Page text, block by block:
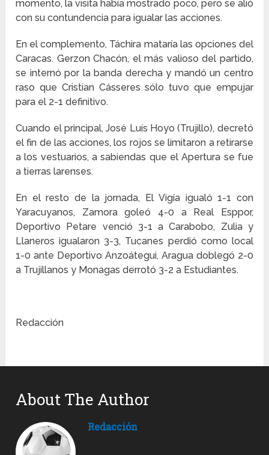
momento, la visita había mostrado poco, pero se alió
con su contundencia para igualar las acciones.
En el complemento, Táchira mataría las opciones del
Caracas. Gerzon Chacón, el más valioso del partido,
se internó por la banda derecha y mandó un centro
raso que Cristian Cásseres sólo tuvo que empujar
para el 2-1 definitivo.
Cuando el principal, José Luís Hoyo (Trujillo), decretó
el fin de las acciones, los rojos se limitaron a retirarse
a los vestuarios, a sabiendas que el Apertura se fue
a tierras larenses.
En el resto de la jornada, El Vigía igualó 1-1 con
Yaracuyanos, Zamora goleó 4-0 a Real Esppor,
Deportivo Petare venció 3-1 a Carabobo, Zulia y
Llaneros igualaron 3-3, Tucanes perdió como local
1-0 ante Deportivo Anzoátegui, Aragua doblegó 2-0
a Trujillanos y Monagas derrotó 3-2 a Estudiantes.
Redacción
About The Author
Redacción